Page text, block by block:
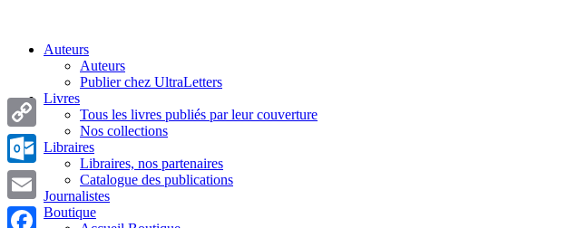
Auteurs
Auteurs
Publier chez UltraLetters
Livres
Tous les livres publiés par leur couverture
Nos collections
Libraires
Libraires, nos partenaires
Catalogue des publications
Journalistes
Boutique
Copy
Link
Outlook.com
Email